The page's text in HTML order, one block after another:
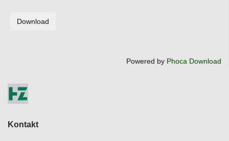
Powered by Phoca Download
Kontakt